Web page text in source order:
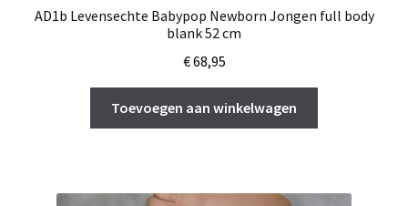
AD1b Levensechte Babypop Newborn Jongen full body
blank 52 cm
€68,95
Toevoegen aan winkelwagen